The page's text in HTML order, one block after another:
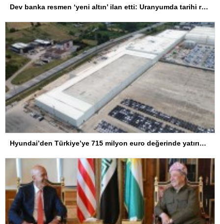
Dev banka resmen ‘yeni altın’ ilan etti: Uranyumda tarihi rekorlara çok az kaldı
Hyundai’den Türkiye’ye 715 milyon euro değerinde yatırım hamlesi